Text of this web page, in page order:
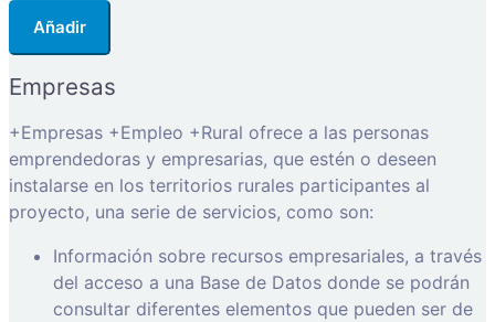
Añadir
Empresas
+Empresas +Empleo +Rural ofrece a las personas
emprendedoras y empresarias, que estén o deseen
instalarse en los territorios rurales participantes al
proyecto, una serie de servicios, como son:
Información sobre recursos empresariales, a través
del acceso a una Base de Datos donde se podrán
consultar diferentes elementos que pueden ser de